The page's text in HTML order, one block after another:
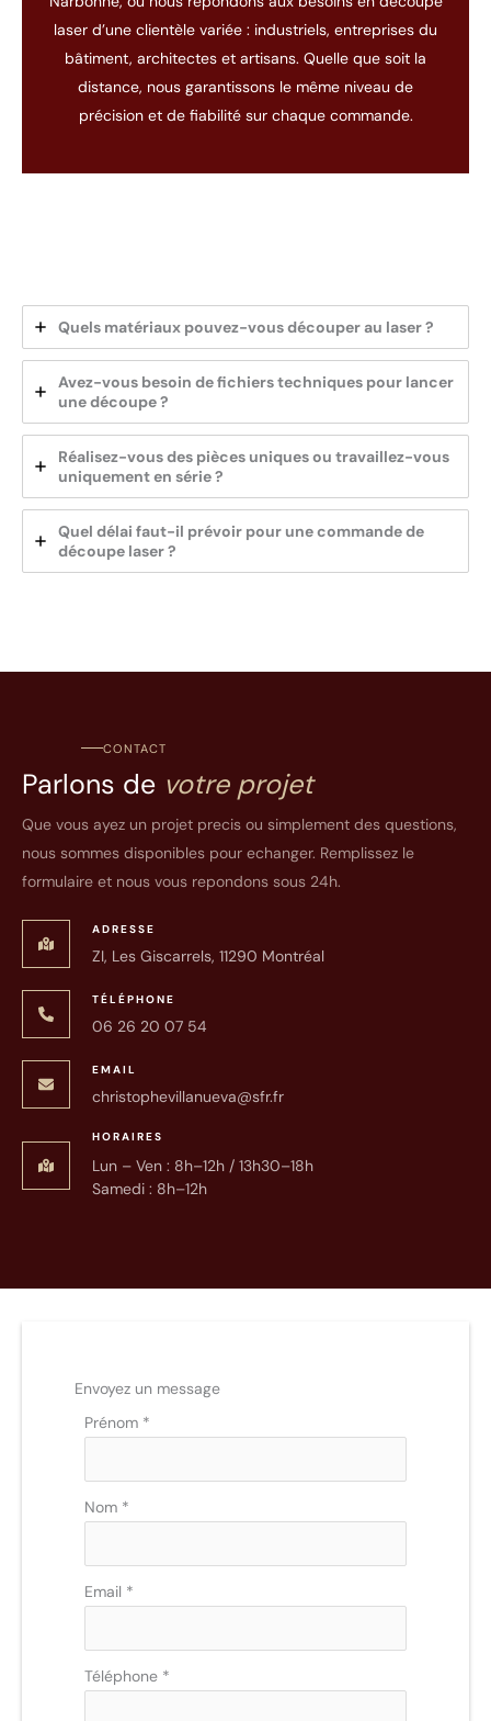
laser d’une clientèle variée : industriels, entreprises du
bâtiment, architectes et artisans. Quelle que soit la
distance, nous garantissons le même niveau de
précision et de fiabilité sur chaque commande.
Quels matériaux pouvez-vous découper au laser ?
Avez-vous besoin de fichiers techniques pour lancer
une découpe ?
Réalisez-vous des pièces uniques ou travaillez-vous
uniquement en série ?
Quel délai faut-il prévoir pour une commande de
découpe laser ?
CONTACT
Parlons de votre projet
Que vous ayez un projet precis ou simplement des questions,
nous sommes disponibles pour echanger. Remplissez le
formulaire et nous vous repondons sous 24h.
ADRESSE
ZI, Les Giscarrels, 11290 Montréal
TÉLÉPHONE
06 26 20 07 54
EMAIL
christophevillanueva@sfr.fr
HORAIRES
Lun – Ven : 8h–12h / 13h30–18h
Samedi : 8h–12h
Envoyez un message
Formulaire
avec
téléphone
Prénom *
Nom *
Email *
Téléphone *